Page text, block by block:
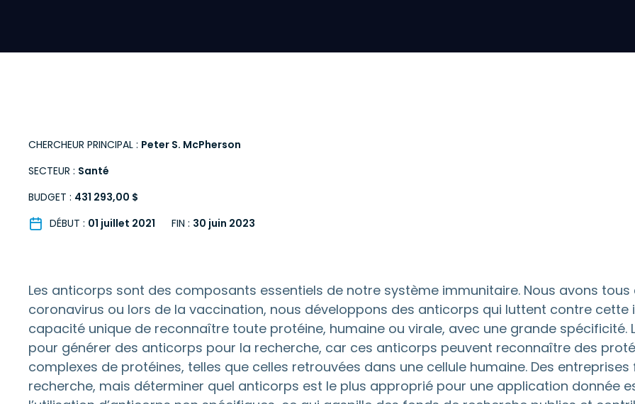
CHERCHEUR PRINCIPAL : Peter S. McPherson
SECTEUR : Santé
BUDGET : 431 293,00 $
DÉBUT : 01 juillet 2021 FIN : 30 juin 2023
Les anticorps sont des composants essentiels de notre système immunitaire. Nous avons
coronavirus ou lors de la vaccination, nous développons des anticorps qui luttent contre cette
capacité unique de reconnaître toute protéine, humaine ou virale, avec une grande
pour générer des anticorps pour la recherche, car ces anticorps peuvent reconnaître des
complexes de protéines, telles que celles retrouvées dans une cellule humaine. Des
recherche, mais déterminer quel anticorps est le plus approprié pour une application donnée